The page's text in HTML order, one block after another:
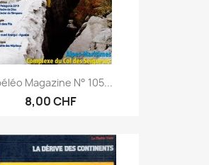
Magazine N° 105...
8,00 CHF